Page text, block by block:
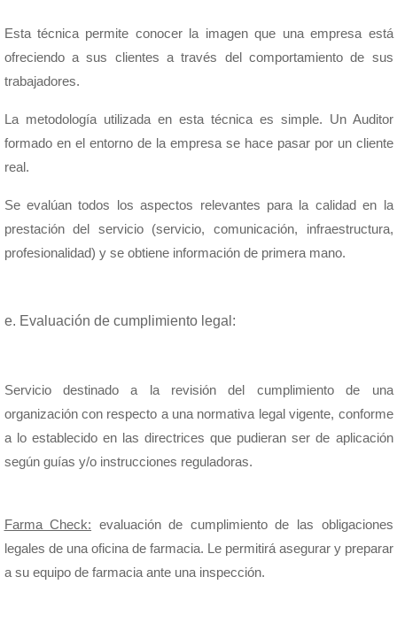
Esta técnica permite conocer la imagen que una empresa está
ofreciendo a sus clientes a través del comportamiento de sus
trabajadores.
La metodología utilizada en esta técnica es simple. Un Auditor
formado en el entorno de la empresa se hace pasar por un cliente
real.
Se evalúan todos los aspectos relevantes para la calidad en la
prestación del servicio (servicio, comunicación, infraestructura,
profesionalidad) y se obtiene información de primera mano.
e. Evaluación de cumplimiento legal:
Servicio destinado a la revisión del cumplimiento de una
organización con respecto a una normativa legal vigente, conforme
a lo establecido en las directrices que pudieran ser de aplicación
según guías y/o instrucciones reguladoras.
Farma Check: evaluación de cumplimiento de las obligaciones
legales de una oficina de farmacia. Le permitirá asegurar y preparar
a su equipo de farmacia ante una inspección.